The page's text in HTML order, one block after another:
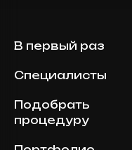
В первый раз
Специалисты
Подобрать
процедуру